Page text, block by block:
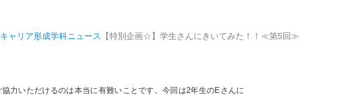
ャリア形成学科ニュース 【特別企画☆】学生さんにきいてみた！！≪第5回≫
力いただけるのは本当に有難いことです。今回は2年生のEさんに